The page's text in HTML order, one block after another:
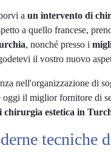
a un intervento di
a quello francese,
, nonché presso i
il vostro nuovo
nell'organizzazione di
oggi il miglior fornitore di
chirurgia estetica in
tecniche